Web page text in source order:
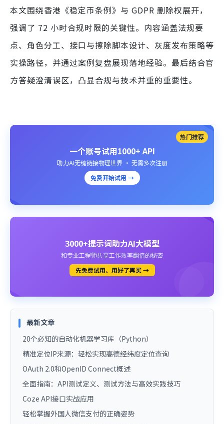
本文围绕香港《稳定币条例》与 GDPR 删除权展开，
强调了 72 小时合规时限的关键性。内容涵盖法规要
点、角色分工、接口与擦除脚本设计、灰度发布策略等
实操路径，并通过案例复盘展现落地经验。最后结合官
方答疑澄清误区，凸显合规与技术并重的重要性。
热门推荐
一个账号试用1000+ API
助力AI无缝链接物理世界 · 无需多次注册
免费开始试用 →
3000+提示词助力AI大模型
和专业工程师共享工作效率翻倍的秘密
先免费试用、用好了再买 →
最新文章
20个必知的自动化机器学习库（Python）
精准定位IP来源：轻松实现高德经纬度定位查询
OAuth 2.0和OpenID Connect概述
全面指南：API测试定义、测试方法与高效实践技巧
Coze API接口实战应用
轻松掌握外国人微信支付的正确姿势